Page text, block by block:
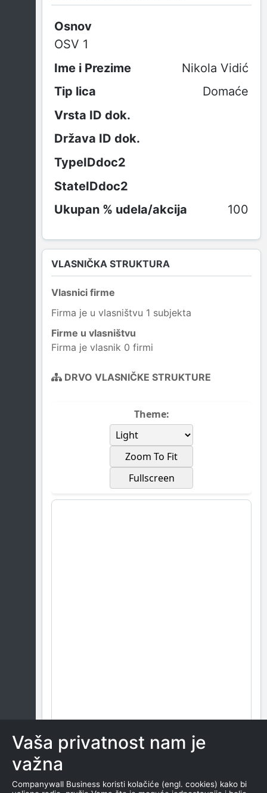
Osnov
OSV 1
Nikola Vidić
Domaće
100
VLASNIČKA STRUKTURA
Vlasnici firme
Firma je u vlasništvu 1 subjekta
Firme u vlasništvu
Firma je vlasnik 0 firmi
DRVO VLASNIČKE STRUKTURE
Theme:
Zoom To Fit
Fullscreen
Vaša privatnost nam je
važna
Companywall Business koristi kolačiće (engl. cookies) kako bi